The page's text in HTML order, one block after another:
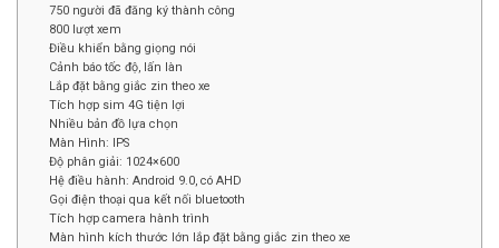
750 người đã đăng ký thành công
800 lượt xem
Điều khiển bằng giọng nói
Cảnh báo tốc độ, lấn làn
Lắp đặt bằng giắc zin theo xe
Tích hợp sim 4G tiện lợi
Nhiều bản đồ lựa chọn
Màn Hình: IPS
Độ phân giải: 1024×600
Hệ điều hành: Android 9.0, có AHD
Gọi điện thoại qua kết nối bluetooth
Tích hợp camera hành trình
Màn hình kích thước lớn lắp đặt bằng giắc zin theo xe